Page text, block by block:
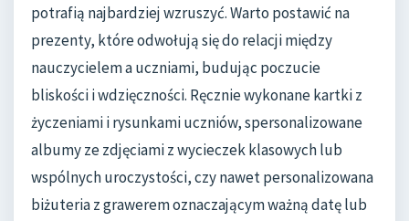
potrafią najbardziej wzruszyć. Warto postawić na
prezenty, które odwołują się do relacji między
nauczycielem a uczniami, budując poczucie
bliskości i wdzięczności. Ręcznie wykonane kartki z
życzeniami i rysunkami uczniów, spersonalizowane
albumy ze zdjęciami z wycieczek klasowych lub
wspólnych uroczystości, czy nawet personalizowana
biżuteria z grawerem oznaczającym ważną datę lub